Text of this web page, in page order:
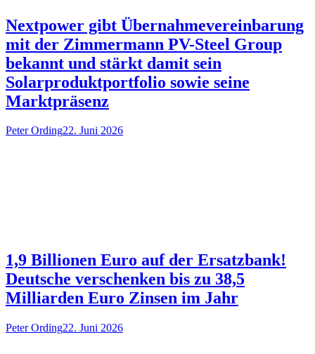
Nextpower gibt Übernahmevereinbarung
mit der Zimmermann PV-Steel Group
bekannt und stärkt damit sein
Solarproduktportfolio sowie seine
Marktpräsenz
Peter Ording22. Juni 2026
1,9 Billionen Euro auf der Ersatzbank!
Deutsche verschenken bis zu 38,5
Milliarden Euro Zinsen im Jahr
Peter Ording22. Juni 2026